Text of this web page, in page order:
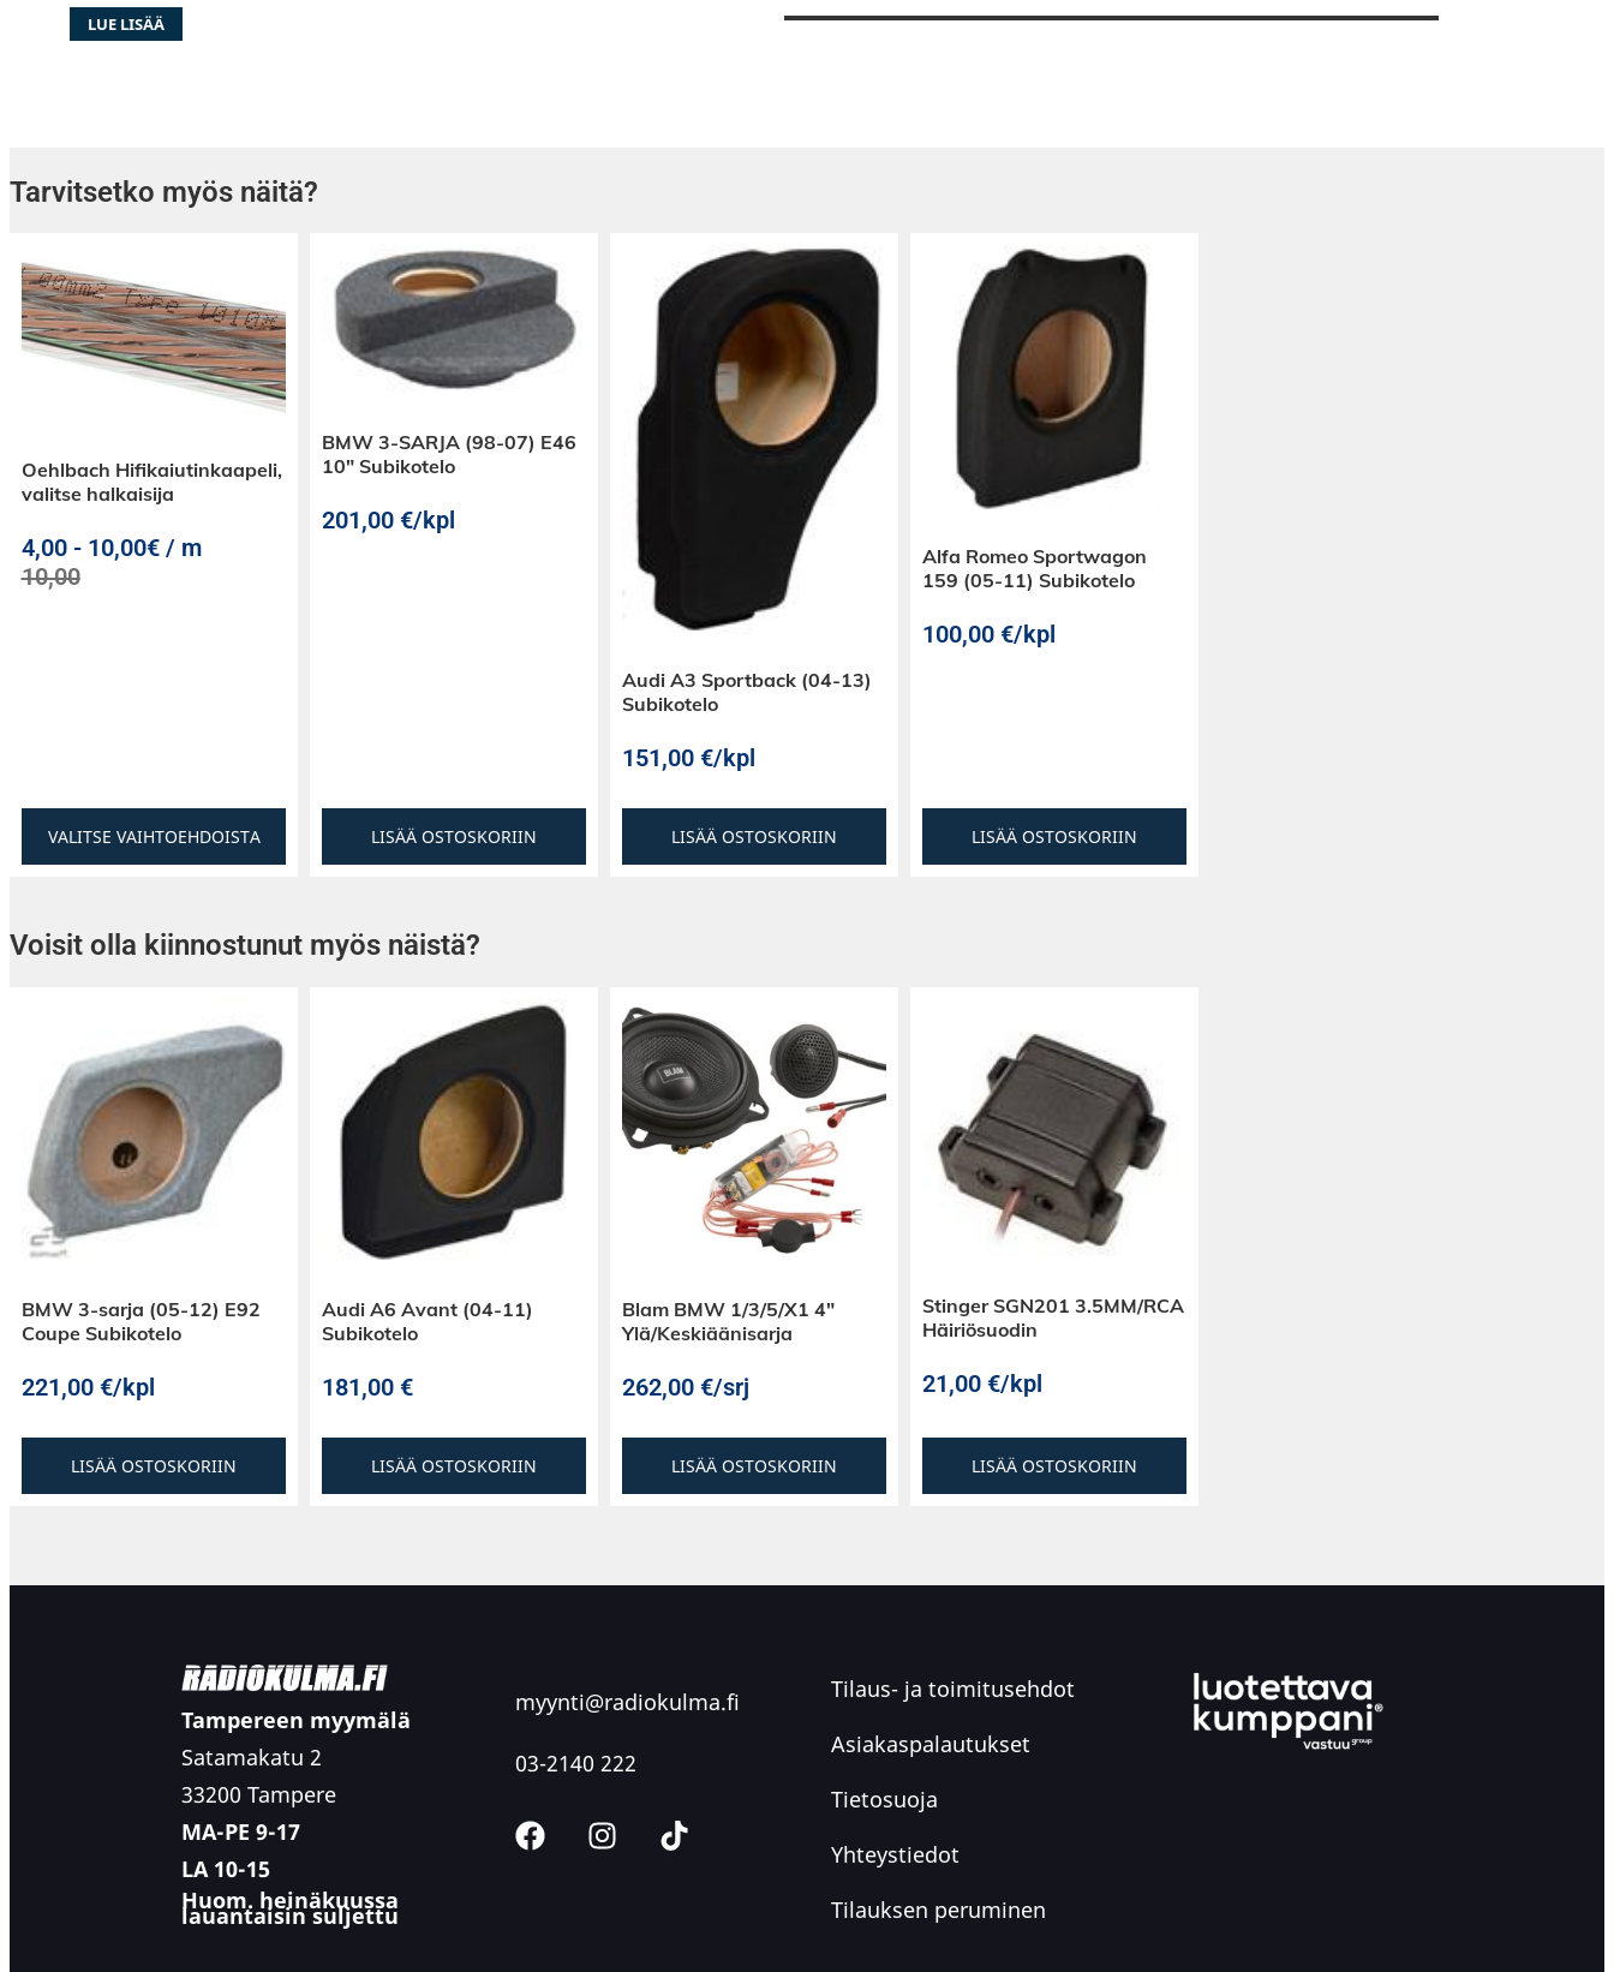
LUE LISÄÄ
Tarvitsetko myös näitä?
Oehlbach Hifikaiutinkaapeli,
valitse halkaisija
4,00- 10,00€ / m
10,00
VALITSE VAIHTOEHDOISTA
BMW 3-SARJA (98-07) E46
10″ Subikotelo
201,00 €/kpl
LISÄÄ OSTOSKORIIN
Audi A3 Sportback (04-13)
Subikotelo
151,00 €/kpl
LISÄÄ OSTOSKORIIN
Alfa Romeo Sportwagon
159 (05-11) Subikotelo
100,00 €/kpl
LISÄÄ OSTOSKORIIN
Voisit olla kiinnostunut myös näistä?
BMW 3-sarja (05-12) E92
Coupe Subikotelo
221,00 €/kpl
LISÄÄ OSTOSKORIIN
Audi A6 Avant (04-11)
Subikotelo
181,00 €
LISÄÄ OSTOSKORIIN
Blam BMW 1/3/5/X1 4″
Ylä/Keskiäänisarja
262,00 €/srj
LISÄÄ OSTOSKORIIN
Stinger SGN201 3.5MM/RCA
Häiriösuodin
21,00 €/kpl
LISÄÄ OSTOSKORIIN
Tampereen myymälä
Satamakatu 2
33200 Tampere
MA-PE 9-17
LA 10-15
Huom. heinäkuussa
lauantaisin suljettu
myynti@radiokulma.fi
03-2140 222
Tilaus- ja toimitusehdot
Asiakaspalautukset
Tietosuoja
Yhteystiedot
Tilauksen peruminen